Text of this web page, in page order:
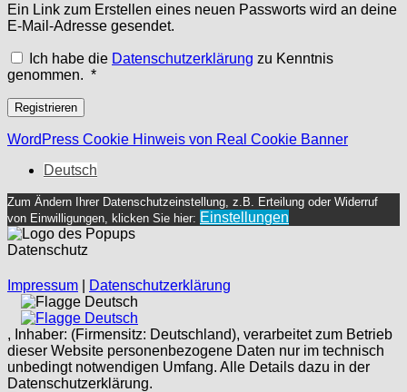
Ein Link zum Erstellen eines neuen Passworts wird an deine
E-Mail-Adresse gesendet.
Ich habe die Datenschutzerklärung zu Kenntnis
genommen. *Erforderlich
Registrieren
WordPress Cookie Hinweis von Real Cookie Banner
Deutsch
Zum Ändern Ihrer Datenschutzeinstellung, z.B. Erteilung oder Widerruf
von Einwilligungen, klicken Sie hier: Einstellungen
Datenschutz
Impressum
Datenschutzerklärung
Deutsch
Deutsch
, Inhaber: (Firmensitz: Deutschland), verarbeitet zum Betrieb
dieser Website personenbezogene Daten nur im technisch
unbedingt notwendigen Umfang. Alle Details dazu in der
Datenschutzerklärung.